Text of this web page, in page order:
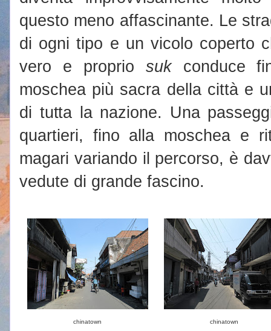
questo meno affascinante. Le
di ogni tipo e un vicolo coperto
vero e proprio sukconduce
moschea più sacra della città e
di tutta la nazione. Una
quartieri, fino alla moschea e
magari variando il percorso, è
vedute di grande fascino.
chinatown chinatown